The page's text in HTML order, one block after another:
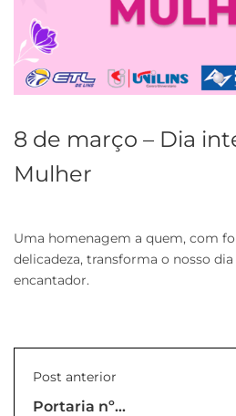
8 de março – Dia
Mulher
Uma homenagem a quem, com
delicadeza, transforma o nosso
encantador.
Post anterior
Portaria nº